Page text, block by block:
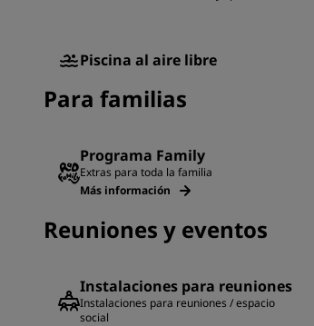
Piscina al aire libre
Para familias
Programa Family
Extras para toda la familia
Más información
Reuniones y eventos
Instalaciones para reuniones
Instalaciones para reuniones / espacio
social